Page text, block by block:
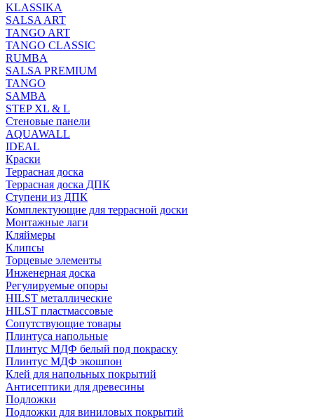
KLASSIKA
SALSA ART
TANGO ART
TANGO CLASSIC
RUMBA
SALSA PREMIUM
TANGO
SAMBA
STEP XL & L
Стеновые панели
AQUAWALL
IDEAL
Краски
Террасная доска
Террасная доска ДПК
Ступени из ДПК
Комплектующие для террасной доски
Монтажные лаги
Кляймеры
Клипсы
Торцевые элементы
Инженерная доска
Регулируемые опоры
HILST металлические
HILST пластмассовые
Сопутствующие товары
Плинтуса напольные
Плинтус МДФ белый под покраску
Плинтус МДФ экошпон
Клей для напольных покрытий
Антисептики для древесины
Подложки
Подложки для виниловых покрытий